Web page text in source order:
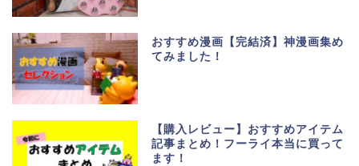
おすすめ漫画【完結済】神漫画集め
てみました！
【購入レビュー】おすすめアイテム
記事まとめ！フーライ本当に買って
ます！